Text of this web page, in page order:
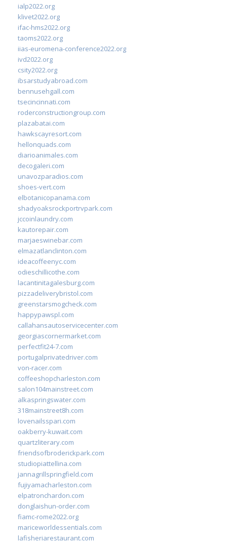
ialp2022.org
klivet2022.org
ifac-hms2022.org
taoms2022.org
iias-euromena-conference2022.org
ivd2022.org
csity2022.org
ibsarstudyabroad.com
bennusehgall.com
tsecincinnati.com
roderconstructiongroup.com
plazabatai.com
hawkscayresort.com
hellonquads.com
diarioanimales.com
decogaleri.com
unavozparadios.com
shoes-vert.com
elbotanicopanama.com
shadyoaksrockportrvpark.com
jccoinlaundry.com
kautorepair.com
marjaeswinebar.com
elmazatlanclinton.com
ideacoffeenyc.com
odieschillicothe.com
lacantinitagalesburg.com
pizzadeliverybristol.com
greenstarsmogcheck.com
happypawspl.com
callahansautoservicecenter.com
georgiascornermarket.com
perfectfit24-7.com
portugalprivatedriver.com
von-racer.com
coffeeshopcharleston.com
salon104mainstreet.com
alkaspringswater.com
318mainstreet8h.com
lovenailsspari.com
oakberry-kuwait.com
quartzliterary.com
friendsofbroderickpark.com
studiopiattellina.com
jannagrillspringfield.com
fujiyamacharleston.com
elpatronchardon.com
donglaishun-order.com
fiamc-rome2022.org
mariceworldessentials.com
lafisheriarestaurant.com